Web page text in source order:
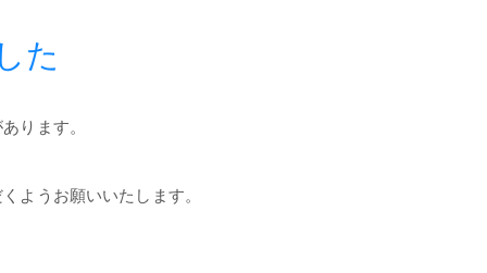
た
ります。
ようお願いいたします。